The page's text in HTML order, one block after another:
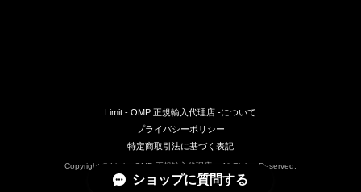
Limit - OMP 正規輸入代理店 -について
プライバシーポリシー
特定商取引法に基づく表記
Copyright © Limit - OMP 正規輸入代理店 -. All Rights Reserved.
ショップに質問する